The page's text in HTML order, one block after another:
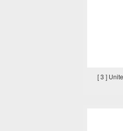
[ 3 ]